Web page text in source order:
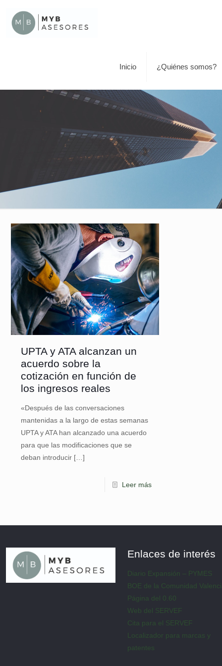
Inicio ¿Quiénes somos?
UPTA y ATA alcanzan un
acuerdo sobre la
cotización en función de
los ingresos reales
«Después de las conversaciones
mantenidas a la largo de estas semanas
UPTA y ATA han alcanzado una acuerdo
para que las modificaciones que se
deban introducir[…]
Leer más
Enlaces de interés
Diario Expansión – PYMES
BOE de la Comunidad
Página del 0.60
Web del SERVEF
Cita para el SERVEF
Localizador para marcas y
patentes